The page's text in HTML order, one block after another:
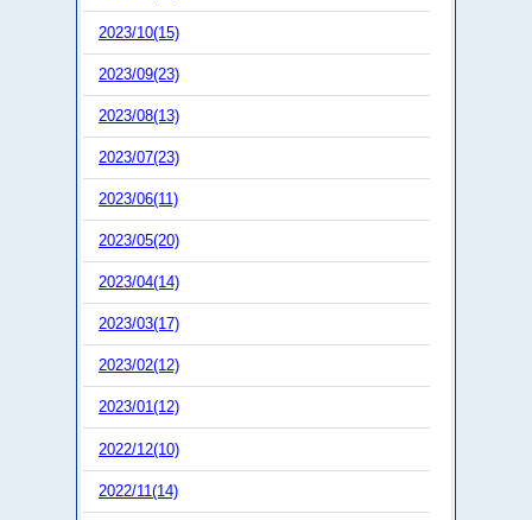
2023/10(15)
2023/09(23)
2023/08(13)
2023/07(23)
2023/06(11)
2023/05(20)
2023/04(14)
2023/03(17)
2023/02(12)
2023/01(12)
2022/12(10)
2022/11(14)